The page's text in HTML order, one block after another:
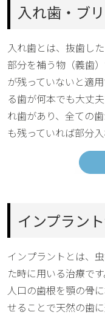
入れ歯・ブ
入れ歯とは、抜歯し
部分を補う物（義歯
が残っていないと適
る歯が何本でも大丈
れ歯があり、全ての
も残っていれば部分入
インプラン
インプラントとは、
た時に用いる治療です
人口の歯根を顎の骨
せることで天然の歯